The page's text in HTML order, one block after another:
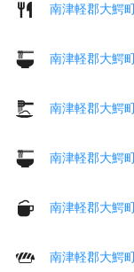
南津軽郡大鰐
南津軽郡大鰐
南津軽郡大鰐
南津軽郡大鰐
南津軽郡大鰐
南津軽郡大鰐